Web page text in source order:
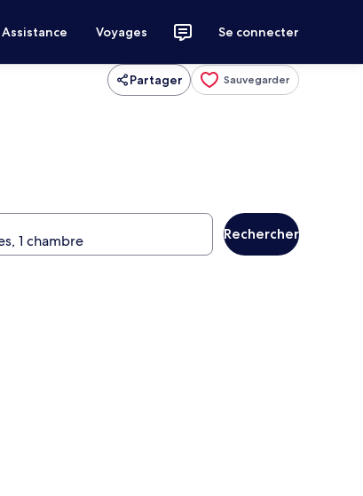
Assistance Voyages Se connecter
Partager Sauvegarder
Rechercher